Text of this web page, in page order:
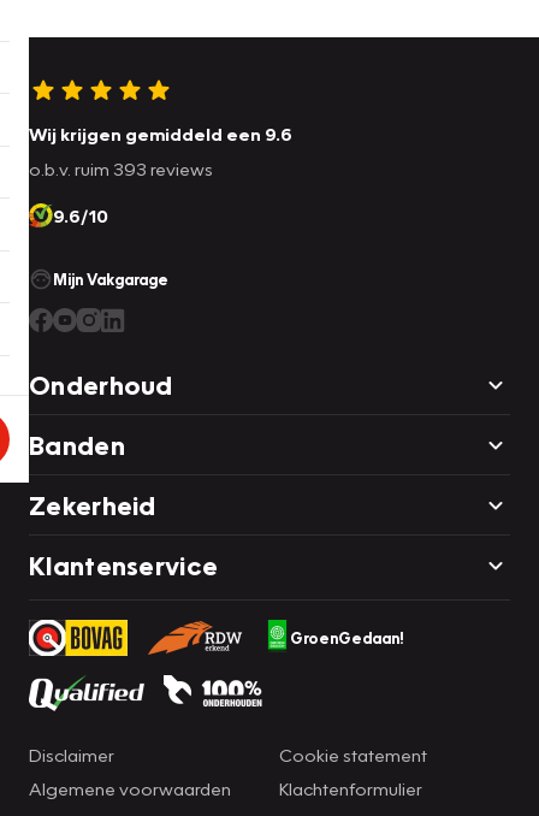
Wij krijgen gemiddeld een 9.6
o.b.v. ruim 393 reviews
9.6/10
Mijn Vakgarage
Onderhoud
Banden
Zekerheid
Klantenservice
GroenGedaan!
Disclaimer
Algemene voorwaarden
Cookie statement
Klachtenformulier